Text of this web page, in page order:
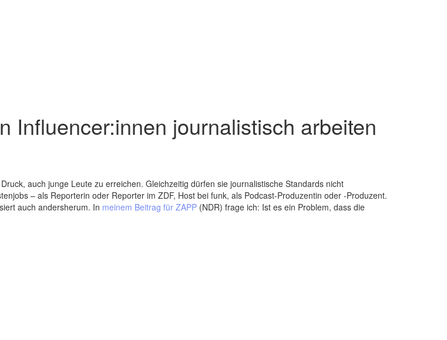
Influencer:innen journalistisch arbeiten
auch junge Leute zu erreichen. Gleichzeitig dürfen sie journalistische Standards nicht
– als Reporterin oder Reporter im ZDF, Host bei funk, als Podcast-Produzentin oder -Produzent.
auch andersherum. In meinem Beitrag für ZAPP (NDR) frage ich: Ist es ein Problem, dass die